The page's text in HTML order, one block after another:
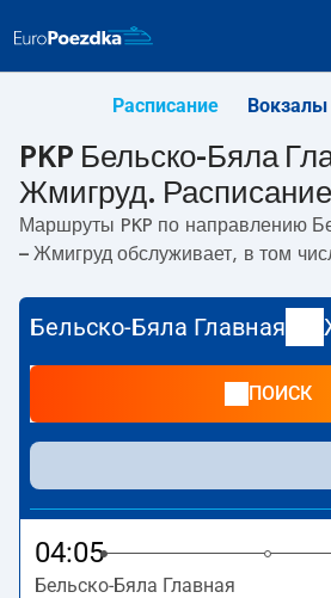
Расписание Вокзалы
PKP Бельско-Бяла
Жмигруд.
Маршруты PKP по направлению
– Жмигруд обслуживает, в том
с
20:29. По маршруту Бельско-
также курсируют другие поезда:
предлагают более низкую цену
более долгое время в пути. Поезд заканчивает маршрут
на станции Жмигруд.
Бельско-Бяла Главная
ПОИСК
04:05
Бельско-Бяла Главная